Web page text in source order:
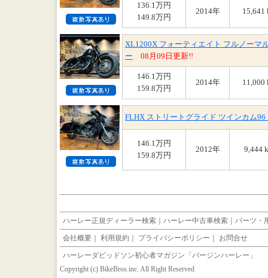
136.1万円
149.8万円
2014年 15,641
XL1200X フォーティエイト フルノーマ
ー
08月09日更新!!
146.1万円
159.8万円
2014年 11,000
FLHX ストリートグライド ツインカム
146.1万円
159.8万円
2012年 9,444
ハーレー正規ディーラー検索 ハーレー中古車検索 パーツ・
会社概要 利用規約 プライバシーポリシー お問合せ
ハーレーダビッドソン初心者マガジン「バージンハーレー」
Copyright (c) BikeBros.inc. All Right Reserved